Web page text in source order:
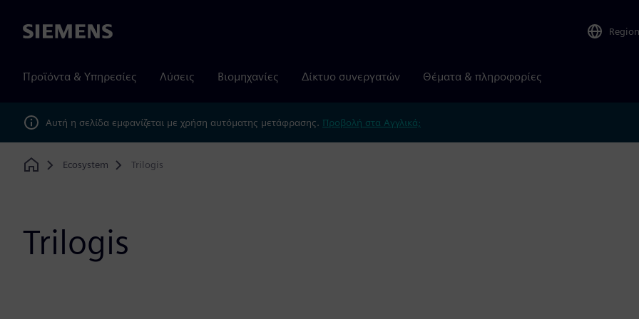
Siemens Region
Προϊόντα & Υπηρεσίες Λύσεις Βιομηχανίες Δίκτυο συνεργατών Θέματα & πληροφορίες
Αυτή η σελίδα εμφανίζεται με χρήση αυτόματης μετάφρασης. Προβολή στα Αγγλικά;
Home
Ecosystem Trilogis
Trilogis